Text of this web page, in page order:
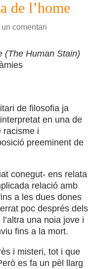
de l’home
un comentari
(The Human Stain)
de filosofia ja
en una de
racisme i
preeminent de
conegut- ens relata
relació amb
a les dues dones
poc després dels
una noia jove i
fins a la mort.
i misteri, tot i que
es fa un pèl llarg